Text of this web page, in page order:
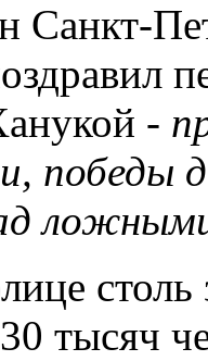
Санкт-
-
победы
тысяч